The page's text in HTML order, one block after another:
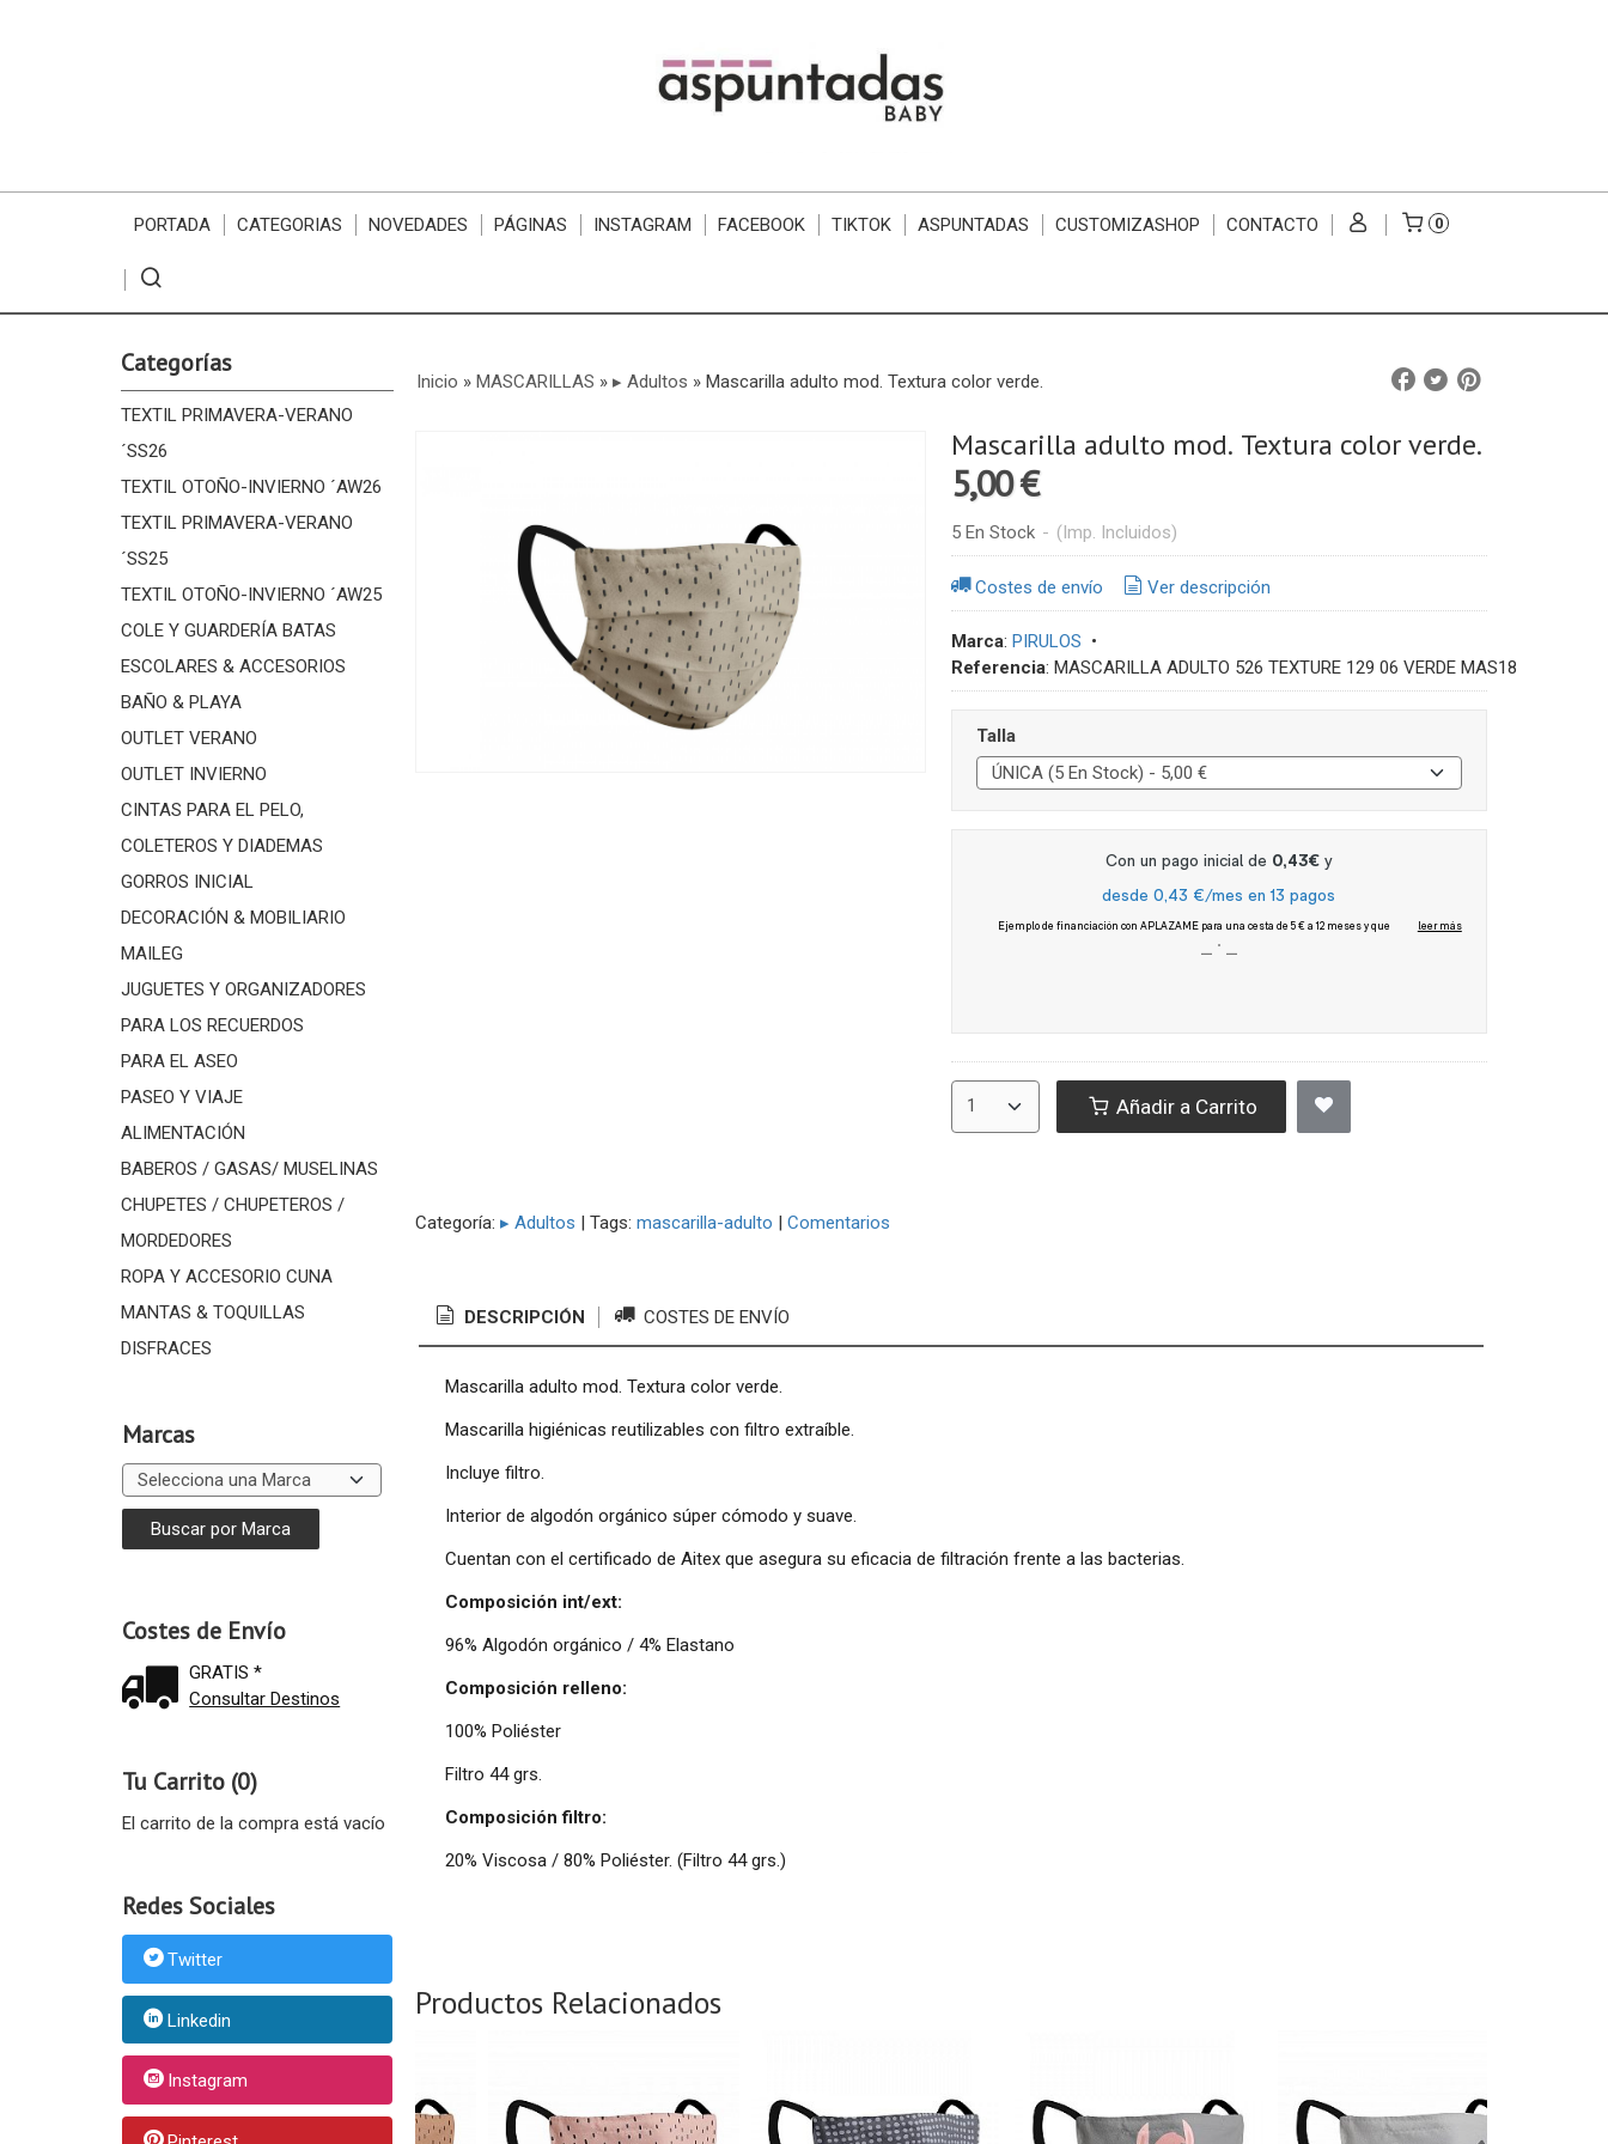
PORTADA CATEGORIAS NOVEDADES PÁGINAS INSTAGRAM FACEBOOK TIKTOK ASPUNTADAS CUSTOMIZASHOP CONTACTO 0
Categorías
TEXTIL PRIMAVERA-VERANO
´SS26
TEXTIL OTOÑO-INVIERNO ´AW26
TEXTIL PRIMAVERA-VERANO
´SS25
TEXTIL OTOÑO-INVIERNO ´AW25
COLE Y GUARDERÍA BATAS
ESCOLARES & ACCESORIOS
BAÑO & PLAYA
OUTLET VERANO
OUTLET INVIERNO
CINTAS PARA EL PELO,
COLETEROS Y DIADEMAS
GORROS INICIAL
DECORACIÓN & MOBILIARIO
MAILEG
JUGUETES Y ORGANIZADORES
PARA LOS RECUERDOS
PARA EL ASEO
PASEO Y VIAJE
ALIMENTACIÓN
BABEROS / GASAS/ MUSELINAS
CHUPETES / CHUPETEROS /
MORDEDORES
ROPA Y ACCESORIO CUNA
MANTAS & TOQUILLAS
DISFRACES
Marcas
Costes de Envío
GRATIS *
Consultar Destinos
Tu Carrito (0)
El carrito de la compra está vacío
Redes Sociales
Twitter
Linkedin
Instagram
Inicio » MASCARILLAS » ▸ Adultos » ​Mascarilla adulto mod. Textura color verde.
​Mascarilla adulto mod. Textura color verde.
5,00 €
5 En Stock - (Imp. Incluidos)
Costes de envío Ver descripción
Marca: PIRULOS •
Referencia: MASCARILLA ADULTO 526 TEXTURE 129 06 VERDE MAS18
Talla
Añadir a Carrito
Categoría: ▸ Adultos | Tags: mascarilla-adulto | Comentarios
DESCRIPCIÓN COSTES DE ENVÍO
Mascarilla adulto mod. Textura color verde.
Mascarilla higiénicas reutilizables con filtro extraíble.
Incluye filtro.
Interior de algodón orgánico súper cómodo y suave.
Cuentan con el certificado de Aitex que asegura su eficacia de filtración frente a las bacterias.
Composición int/ext:
96% Algodón orgánico / 4% Elastano
Composición relleno:
100% Poliéster
Filtro 44 grs.
Composición filtro:
20% Viscosa / 80% Poliéster. (Filtro 44 grs.)
Productos Relacionados